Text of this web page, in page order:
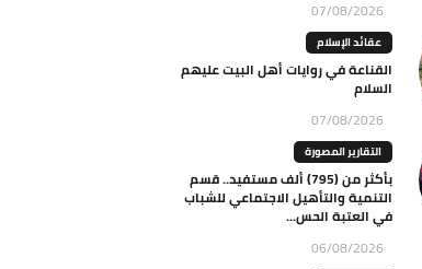
07/08/2026
عقائد الإسلام
القناعة في روايات أهل البيت عليهم
السلام
07/08/2026
التقارير المصورة
بأكثر من (795) ألف مستفيد.. قسم
التنمية والتأهيل الاجتماعي للشباب
في العتبة الحس...
06/08/2026